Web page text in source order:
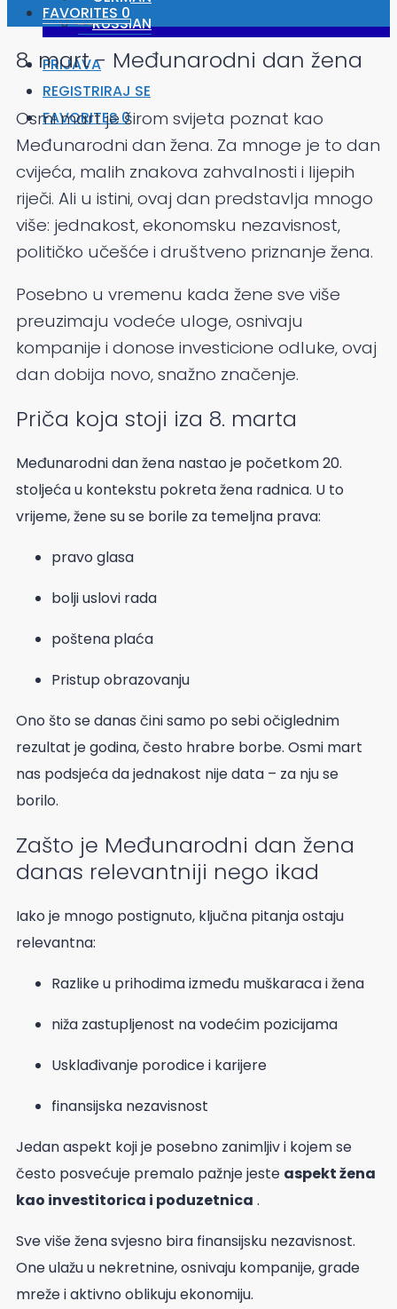
PRIJAVA
REGISTRIRAJ SE
FAVORITES0
FAVORITES 0
8. mart - Međunarodni dan žena
Osmi mart je širom svijeta poznat kao
Međunarodni dan žena. Za mnoge je to dan
cvijeća, malih znakova zahvalnosti i lijepih
riječi. Ali u istini, ovaj dan predstavlja mnogo
više: jednakost, ekonomsku nezavisnost,
političko učešće i društveno priznanje žena.
Posebno u vremenu kada žene sve više
preuzimaju vodeće uloge, osnivaju
kompanije i donose investicione odluke, ovaj
dan dobija novo, snažno značenje.
Priča koja stoji iza 8. marta
Međunarodni dan žena nastao je početkom 20.
stoljeća u kontekstu pokreta žena radnica. U to
vrijeme, žene su se borile za temeljna prava:
pravo glasa
bolji uslovi rada
poštena plaća
Pristup obrazovanju
Ono što se danas čini samo po sebi očiglednim
rezultat je godina, često hrabre borbe. Osmi mart
nas podsjeća da jednakost nije data – za nju se
borilo.
Zašto je Međunarodni dan žena
danas relevantniji nego ikad
Iako je mnogo postignuto, ključna pitanja ostaju
relevantna:
Razlike u prihodima između muškaraca i žena
niža zastupljenost na vodećim pozicijama
Usklađivanje porodice i karijere
finansijska nezavisnost
Jedan aspekt koji je posebno zanimljiv i kojem se
često posvećuje premalo pažnje jeste aspekt žena
kao investitorica i poduzetnica .
Sve više žena svjesno bira finansijsku nezavisnost.
One ulažu u nekretnine, osnivaju kompanije, grade
mreže i aktivno oblikuju ekonomiju.